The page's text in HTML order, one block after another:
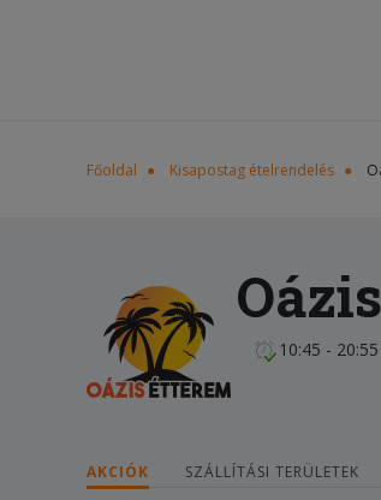
Főoldal Kisapostag ételrendelés
10:45 - 20:55
AKCIÓK SZÁLLÍTÁSI TERÜLETEK